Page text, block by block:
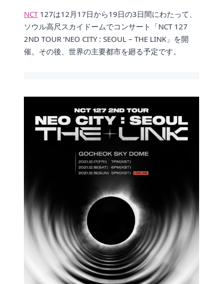
NCT127は12月17日から19日の3日間にわたって、
ソウル高尺スカイドームでコンサート「NCT 127
2ND TOUR ‘NEO CITY : SEOUL – THE LINK」を開
催。その後、世界の主要都市を廻る予定です。